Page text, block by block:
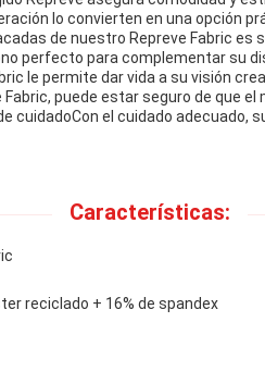
lo convierten en una opción
de nuestro Repreve Fabric es
perfecto para complementar su
le permite dar vida a su visión
puede estar seguro de que
cuidadoCon el cuidado adecuado,
Características:
reciclado + 16% de spandex